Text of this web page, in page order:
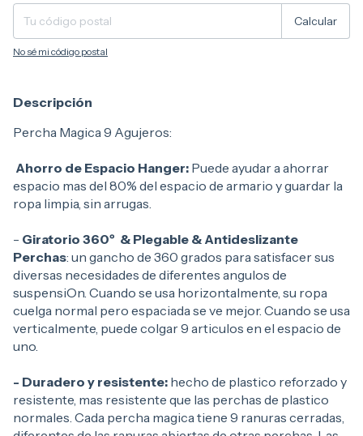
Calcular
No sé mi código postal
Descripción
Percha Magica 9 Agujeros:
Ahorro de Espacio Hanger: Puede ayudar a ahorrar
espacio mas del 80% del espacio de armario y guardar la
ropa limpia, sin arrugas.
- Giratorio 360º & Plegable & Antideslizante
Perchas: un gancho de 360 grados para satisfacer sus
diversas necesidades de diferentes angulos de
suspensiOn. Cuando se usa horizontalmente, su ropa
cuelga normal pero espaciada se ve mejor. Cuando se usa
verticalmente, puede colgar 9 articulos en el espacio de
uno.
- Duradero y resistente: hecho de plastico reforzado y
resistente, mas resistente que las perchas de plastico
normales. Cada percha magica tiene 9 ranuras cerradas,